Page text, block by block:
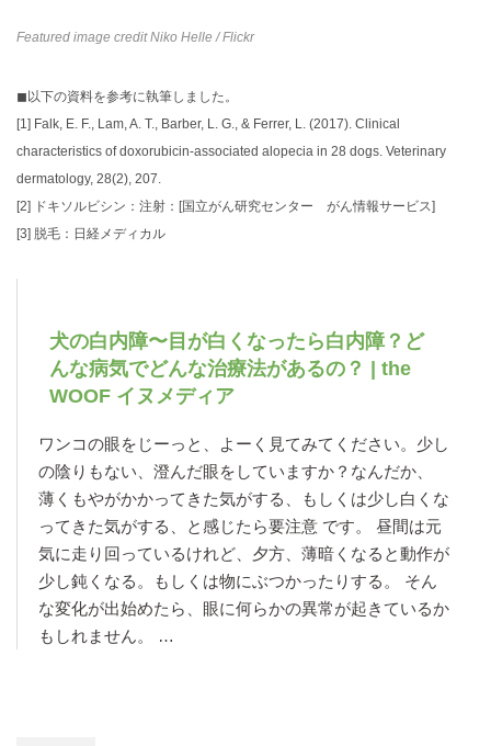
Featured image creditNiko Helle / Flickr
◼︎以下の資料を参考に執筆しました。
[1] Falk, E. F., Lam, A. T., Barber, L. G., & Ferrer, L. (2017). Clinical
characteristics of doxorubicin‐associated alopecia in 28 dogs. Veterinary
dermatology, 28(2), 207.
[2] ドキソルビシン：注射：[国立がん研究センター がん情報サービス]
[3] 脱毛：日経メディカル
犬の白内障〜目が白くなったら白内障？ど
んな病気でどんな治療法があるの？ | the
WOOF イヌメディア
ワンコの眼をじーっと、よーく見てみてください。少し
の陰りもない、澄んだ眼をしていますか？なんだか、
薄くもやがかかってきた気がする、もしくは少し白くな
ってきた気がする、と感じたら要注意 です。 昼間は元
気に走り回っているけれど、夕方、薄暗くなると動作が
少し鈍くなる。もしくは物にぶつかったりする。 そん
な変化が出始めたら、眼に何らかの異常が起きているか
もしれません。 …